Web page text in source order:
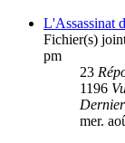
L'Assassinat
Fichier(s)
pm
23
1196
mer.